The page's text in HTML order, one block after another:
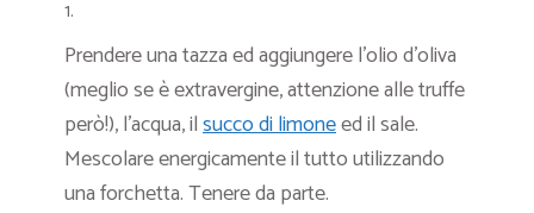
Prendere una tazza ed aggiungere l’olio d’oliva
(meglio se è extravergine, attenzione alle truffe
però!), l’acqua, ilsucco di limoneed il sale.
Mescolare energicamente il tutto utilizzando
una forchetta. Tenere da parte.